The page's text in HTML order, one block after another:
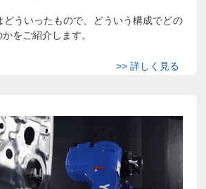
どういったもので、どういう構成でどの
をご紹介します。